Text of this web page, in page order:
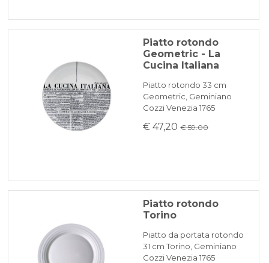
Piatto rotondo
Geometric - La
Cucina Italiana
Piatto rotondo 33 cm
Geometric, Geminiano
Cozzi Venezia 1765
€ 47,20 € 59.00
Piatto rotondo
Torino
Piatto da portata rotondo
31 cm Torino, Geminiano
Cozzi Venezia 1765